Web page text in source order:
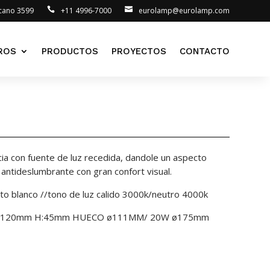
3599 +11 4996-7000 eurolamp@eurolamp.com
PRODUCTOS PROYECTOS CONTACTO
con fuente de luz recedida, dandole un aspecto
con gran confort visual.
blanco //tono de luz calido 3000k/neutro 4000k
H:45mm HUECO ø111MM/ 20W ø175mm